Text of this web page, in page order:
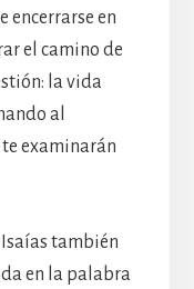
encerrarse en
el camino de
la vida
al
examinarán
también
en la palabra